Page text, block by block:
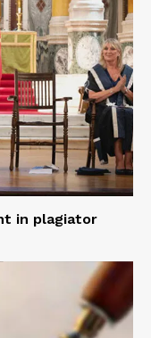
in plagiator